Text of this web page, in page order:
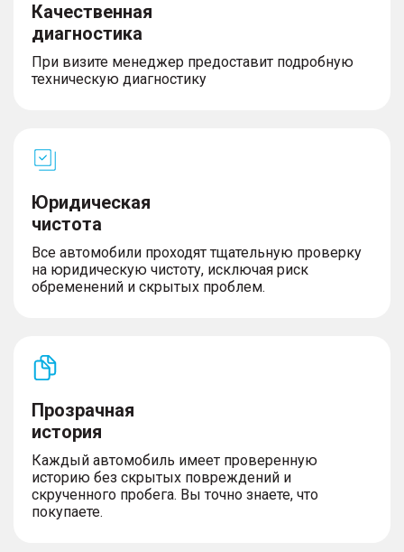
Качественная
диагностика
При визите менеджер предоставит подробную
техническую диагностику
Юридическая
чистота
Все автомобили проходят тщательную проверку
на юридическую чистоту, исключая риск
обременений и скрытых проблем.
Прозрачная
история
Каждый автомобиль имеет проверенную
историю без скрытых повреждений и
скрученного пробега. Вы точно знаете, что
покупаете.